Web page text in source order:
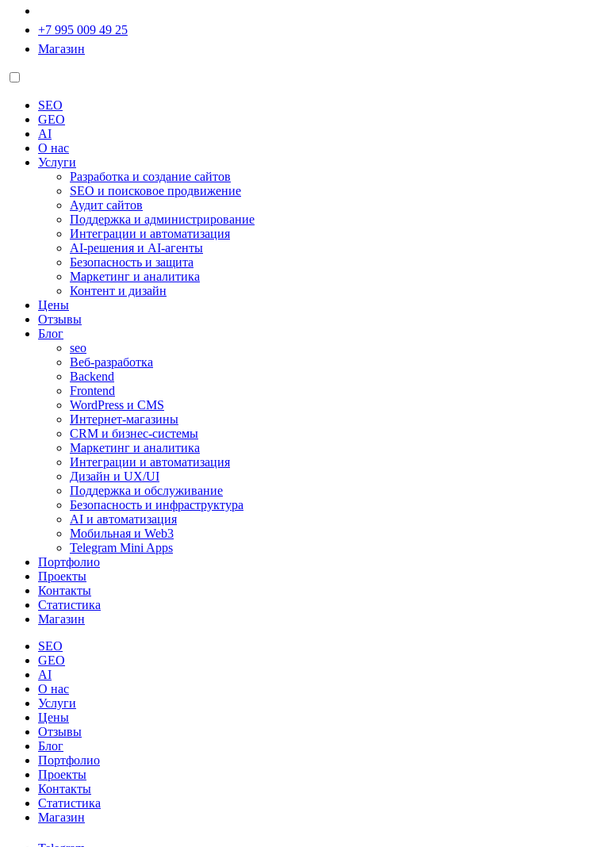
+7 995 009 49 25
Магазин
SEO
GEO
AI
О нас
Услуги
Разработка и создание сайтов
SEO и поисковое продвижение
Аудит сайтов
Поддержка и администрирование
Интеграции и автоматизация
AI-решения и AI-агенты
Безопасность и защита
Маркетинг и аналитика
Контент и дизайн
Цены
Отзывы
Блог
seo
Веб-разработка
Backend
Frontend
WordPress и CMS
Интернет-магазины
CRM и бизнес-системы
Маркетинг и аналитика
Интеграции и автоматизация
Дизайн и UX/UI
Поддержка и обслуживание
Безопасность и инфраструктура
AI и автоматизация
Мобильная и Web3
Telegram Mini Apps
Портфолио
Проекты
Контакты
Статистика
Магазин
SEO
GEO
AI
О нас
Услуги
Цены
Отзывы
Блог
Портфолио
Проекты
Контакты
Статистика
Магазин